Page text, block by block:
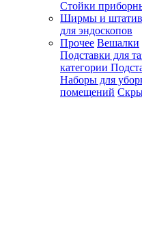
Стойки
Ширмы и
для эндоскопов
Прочее Вешалки
Подставки для
категории
Наборы для
помещений